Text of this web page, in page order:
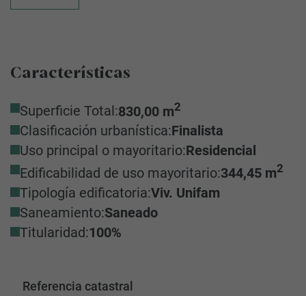
Características
Superficie Total:830,00 m2
Clasificación urbanística:Finalista
Uso principal o mayoritario:Residencial
Edificabilidad de uso mayoritario:344,45 m2
Tipología edificatoria:Viv. Unifam
Saneamiento:Saneado
Titularidad:100%
Referencia catastral